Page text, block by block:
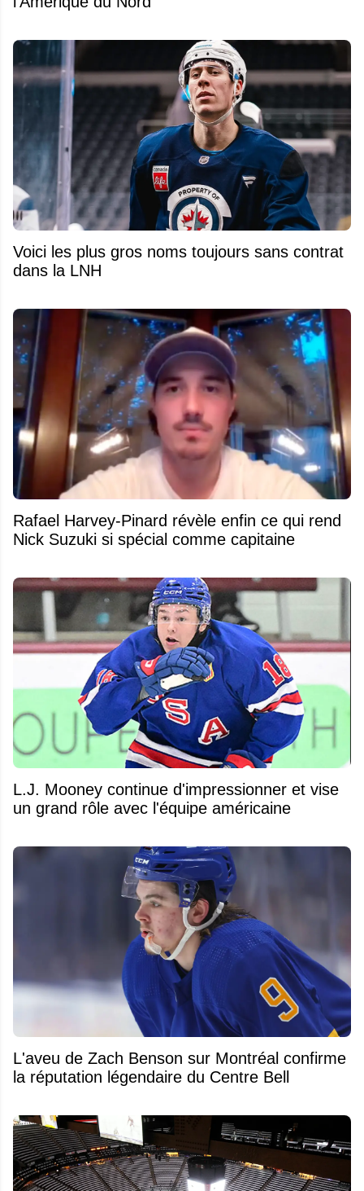
Voici les plus gros noms toujours sans contrat
dans la LNH
Rafael Harvey-Pinard révèle enfin ce qui rend
Nick Suzuki si spécial comme capitaine
L.J. Mooney continue d'impressionner et vise
un grand rôle avec l'équipe américaine
L'aveu de Zach Benson sur Montréal confirme
la réputation légendaire du Centre Bell